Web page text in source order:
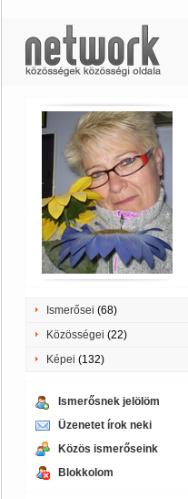
Ismerősei (68)
Közösségei (22)
Képei (132)
Ismerősnek jelölöm
Üzenetet írok neki
Közös ismerőseink
Blokkolom